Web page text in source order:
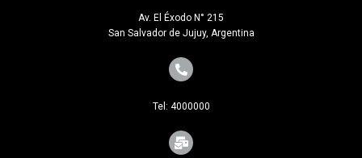
Av. El Éxodo N° 215
San Salvador de Jujuy, Argentina
Tel: 4000000